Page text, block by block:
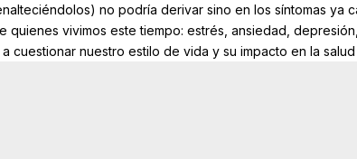
no podría derivar sino en los síntomas ya
quienes vivimos este tiempo: estrés, ansiedad,
cuestionar nuestro estilo de vida y su impacto en la